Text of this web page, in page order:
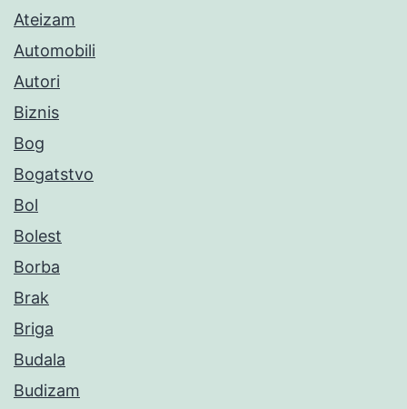
Ateizam
Automobili
Autori
Biznis
Bog
Bogatstvo
Bol
Bolest
Borba
Brak
Briga
Budala
Budizam